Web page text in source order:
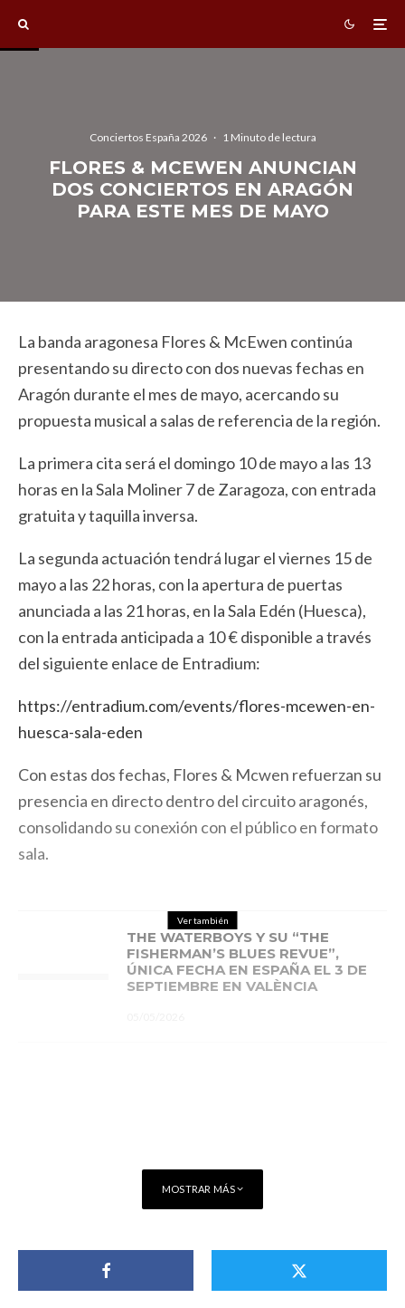
Conciertos España 2026 · 1 Minuto de lectura
FLORES & MCEWEN ANUNCIAN
DOS CONCIERTOS EN ARAGÓN
PARA ESTE MES DE MAYO
La banda aragonesa Flores & McEwen continúa
presentando su directo con dos nuevas fechas en
Aragón durante el mes de mayo, acercando su
propuesta musical a salas de referencia de la región.
La primera cita será el domingo 10 de mayo a las 13
horas en la Sala Moliner 7 de Zaragoza, con entrada
gratuita y taquilla inversa.
La segunda actuación tendrá lugar el viernes 15 de
mayo a las 22 horas, con la apertura de puertas
anunciada a las 21 horas, en la Sala Edén (Huesca),
con la entrada anticipada a 10 € disponible a través
del siguiente enlace de Entradium:
https://entradium.com/events/flores-mcewen-en-
huesca-sala-eden
Con estas dos fechas, Flores & Mcwen refuerzan su
presencia en directo dentro del circuito aragonés,
consolidando su conexión con el público en formato
sala.
Ver también
THE WATERBOYS Y SU “THE
FISHERMAN’S BLUES REVUE”,
ÚNICA FECHA EN ESPAÑA EL 3 DE
SEPTIEMBRE EN VALÈNCIA
MOSTRAR MÁS